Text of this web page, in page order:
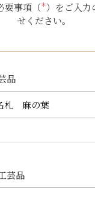
要事項（＊）をご入力
せください。
品
芸品